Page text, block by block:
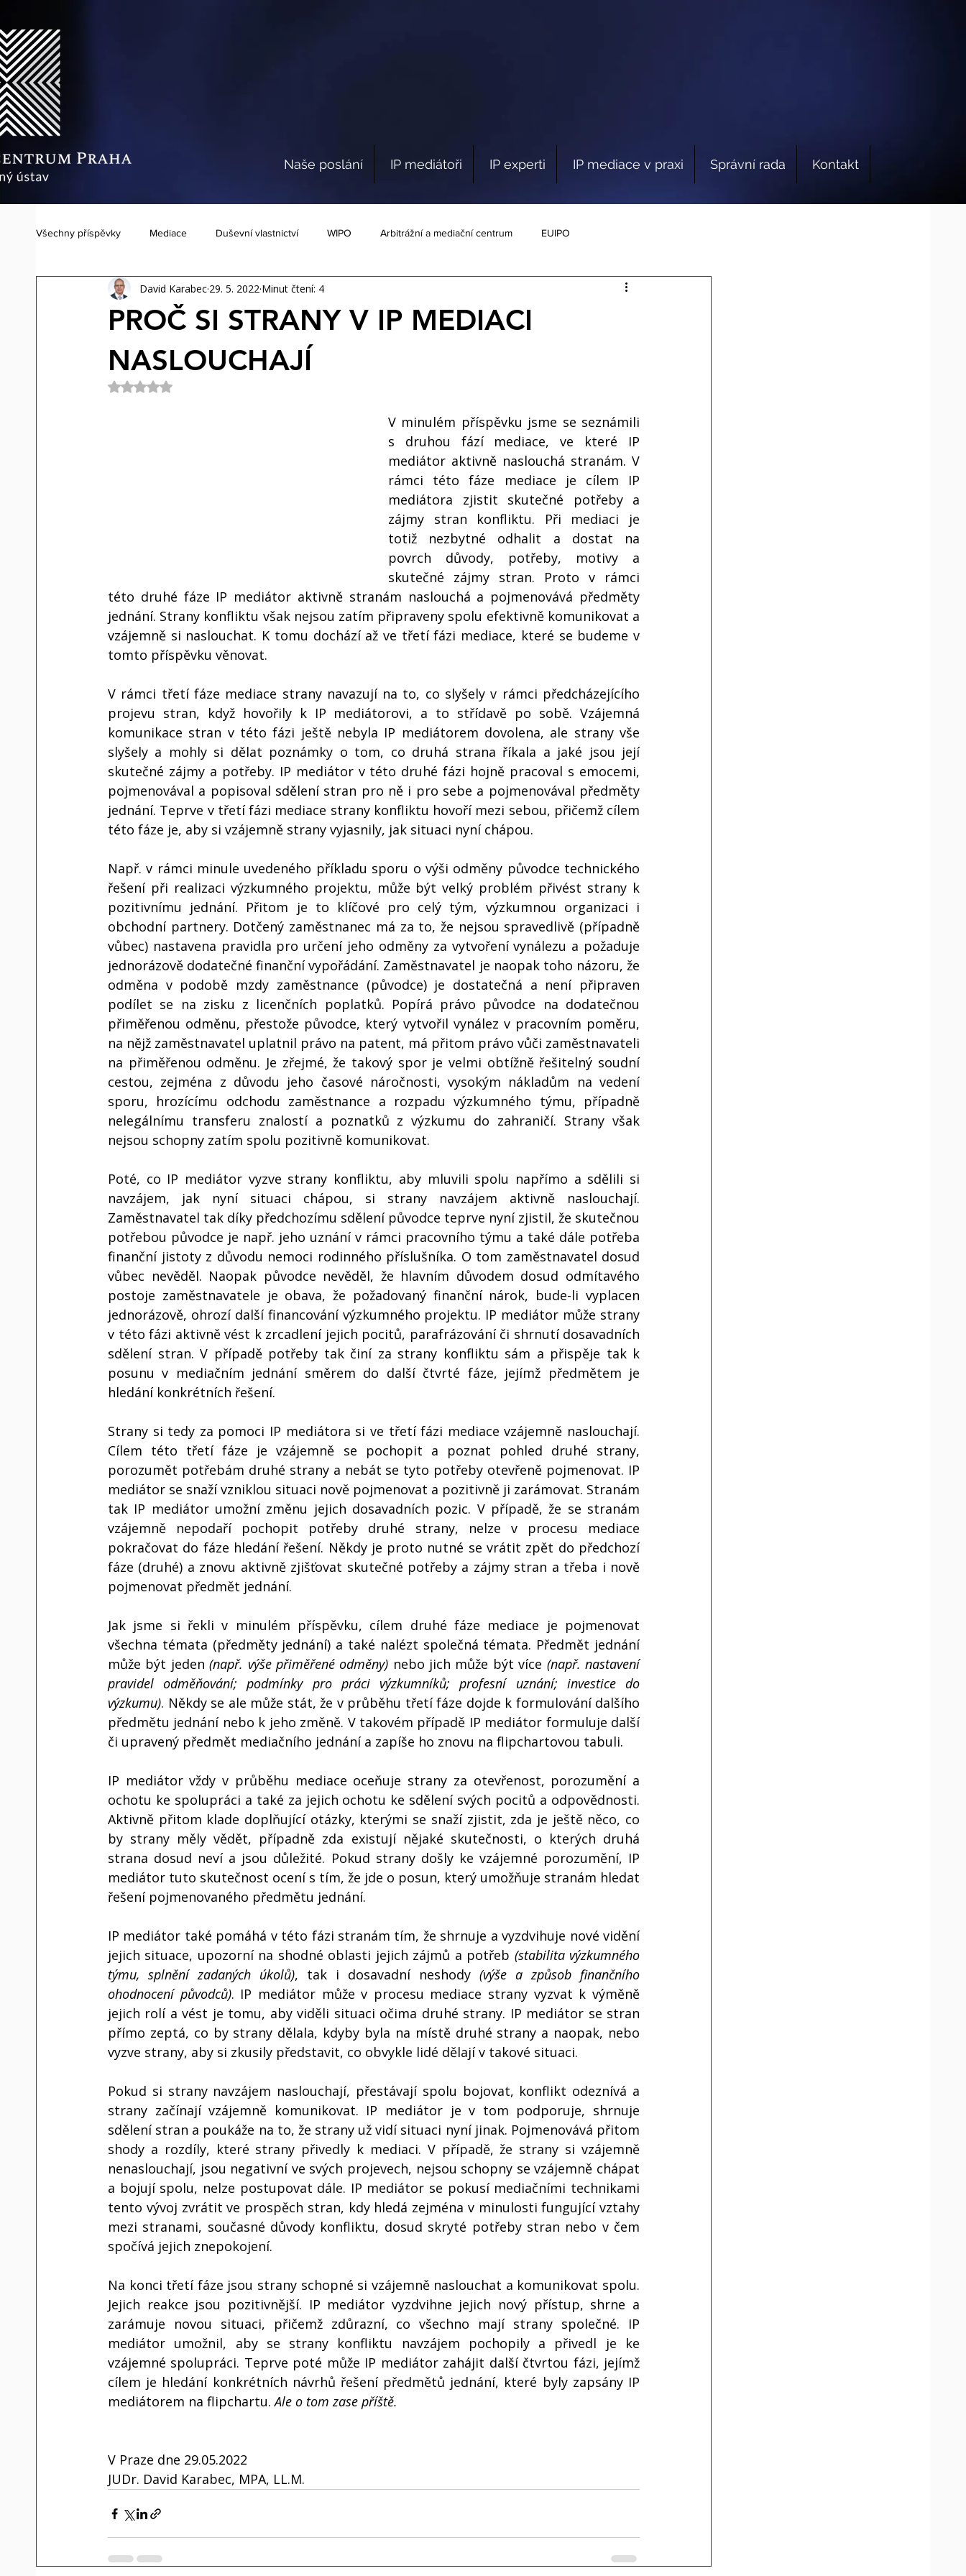
Naše poslání IP mediátoři IP experti IP mediace v praxi Správní rada Kontakt
Všechny příspěvky Mediace Duševní vlastnictví WIPO Arbitrážní a mediační centrum EUIPO
Mezinárodní síť (MCSN) IP mediační centrum Praha
PROČ SI STRANY V IP MEDIACI
NASLOUCHAJÍ
David Karabec 29. 5. 2022 Minut čtení: 4
Hodnoceno NaN z 5 hvězdiček.
V minulém příspěvku jsme se seznámili
s druhou fází mediace, ve které IP
mediátor aktivně naslouchá stranám. V
rámci této fáze mediace je cílem IP
mediátora zjistit skutečné potřeby a
zájmy stran konfliktu. Při mediaci je
totiž nezbytné odhalit a dostat na
povrch důvody, potřeby, motivy a
skutečné zájmy stran. Proto v rámci
této druhé fáze IP mediátor aktivně stranám naslouchá a pojmenovává předměty
jednání. Strany konfliktu však nejsou zatím připraveny spolu efektivně komunikovat a
vzájemně si naslouchat. K tomu dochází až ve třetí fázi mediace, které se budeme v
tomto příspěvku věnovat.
V rámci třetí fáze mediace strany navazují na to, co slyšely v rámci předcházejícího
projevu stran, když hovořily k IP mediátorovi, a to střídavě po sobě. Vzájemná
komunikace stran v této fázi ještě nebyla IP mediátorem dovolena, ale strany vše
slyšely a mohly si dělat poznámky o tom, co druhá strana říkala a jaké jsou její
skutečné zájmy a potřeby. IP mediátor v této druhé fázi hojně pracoval s emocemi,
pojmenovával a popisoval sdělení stran pro ně i pro sebe a pojmenovával předměty
jednání. Teprve v třetí fázi mediace strany konfliktu hovoří mezi sebou, přičemž cílem
této fáze je, aby si vzájemně strany vyjasnily, jak situaci nyní chápou.
Např. v rámci minule uvedeného příkladu sporu o výši odměny původce technického
řešení při realizaci výzkumného projektu, může být velký problém přivést strany k
pozitivnímu jednání. Přitom je to klíčové pro celý tým, výzkumnou organizaci i
obchodní partnery. Dotčený zaměstnanec má za to, že nejsou spravedlivě (případně
vůbec) nastavena pravidla pro určení jeho odměny za vytvoření vynálezu a požaduje
jednorázově dodatečné finanční vypořádání. Zaměstnavatel je naopak toho názoru, že
odměna v podobě mzdy zaměstnance (původce) je dostatečná a není připraven
podílet se na zisku z licenčních poplatků. Popírá právo původce na dodatečnou
přiměřenou odměnu, přestože původce, který vytvořil vynález v pracovním poměru,
na nějž zaměstnavatel uplatnil právo na patent, má přitom právo vůči zaměstnavateli
na přiměřenou odměnu. Je zřejmé, že takový spor je velmi obtížně řešitelný soudní
cestou, zejména z důvodu jeho časové náročnosti, vysokým nákladům na vedení
sporu, hrozícímu odchodu zaměstnance a rozpadu výzkumného týmu, případně
nelegálnímu transferu znalostí a poznatků z výzkumu do zahraničí. Strany však
nejsou schopny zatím spolu pozitivně komunikovat.
Poté, co IP mediátor vyzve strany konfliktu, aby mluvili spolu napřímo a sdělili si
navzájem, jak nyní situaci chápou, si strany navzájem aktivně naslouchají.
Zaměstnavatel tak díky předchozímu sdělení původce teprve nyní zjistil, že skutečnou
potřebou původce je např. jeho uznání v rámci pracovního týmu a také dále potřeba
finanční jistoty z důvodu nemoci rodinného příslušníka. O tom zaměstnavatel dosud
vůbec nevěděl. Naopak původce nevěděl, že hlavním důvodem dosud odmítavého
postoje zaměstnavatele je obava, že požadovaný finanční nárok, bude-li vyplacen
jednorázově, ohrozí další financování výzkumného projektu. IP mediátor může strany
v této fázi aktivně vést k zrcadlení jejich pocitů, parafrázování či shrnutí dosavadních
sdělení stran. V případě potřeby tak činí za strany konfliktu sám a přispěje tak k
posunu v mediačním jednání směrem do další čtvrté fáze, jejímž předmětem je
hledání konkrétních řešení.
Strany si tedy za pomoci IP mediátora si ve třetí fázi mediace vzájemně naslouchají.
Cílem této třetí fáze je vzájemně se pochopit a poznat pohled druhé strany,
porozumět potřebám druhé strany a nebát se tyto potřeby otevřeně pojmenovat. IP
mediátor se snaží vzniklou situaci nově pojmenovat a pozitivně ji zarámovat. Stranám
tak IP mediátor umožní změnu jejich dosavadních pozic. V případě, že se stranám
vzájemně nepodaří pochopit potřeby druhé strany, nelze v procesu mediace
pokračovat do fáze hledání řešení. Někdy je proto nutné se vrátit zpět do předchozí
fáze (druhé) a znovu aktivně zjišťovat skutečné potřeby a zájmy stran a třeba i nově
pojmenovat předmět jednání.
Jak jsme si řekli v minulém příspěvku, cílem druhé fáze mediace je pojmenovat
všechna témata (předměty jednání) a také nalézt společná témata. Předmět jednání
může být jeden (např. výše přiměřené odměny) nebo jich může být více (např. nastavení
pravidel odměňování; podmínky pro práci výzkumníků; profesní uznání; investice do
výzkumu). Někdy se ale může stát, že v průběhu třetí fáze dojde k formulování dalšího
předmětu jednání nebo k jeho změně. V takovém případě IP mediátor formuluje další
či upravený předmět mediačního jednání a zapíše ho znovu na flipchartovou tabuli.
IP mediátor vždy v průběhu mediace oceňuje strany za otevřenost, porozumění a
ochotu ke spolupráci a také za jejich ochotu ke sdělení svých pocitů a odpovědnosti.
Aktivně přitom klade doplňující otázky, kterými se snaží zjistit, zda je ještě něco, co
by strany měly vědět, případně zda existují nějaké skutečnosti, o kterých druhá
strana dosud neví a jsou důležité. Pokud strany došly ke vzájemné porozumění, IP
mediátor tuto skutečnost ocení s tím, že jde o posun, který umožňuje stranám hledat
řešení pojmenovaného předmětu jednání.
IP mediátor také pomáhá v této fázi stranám tím, že shrnuje a vyzdvihuje nové vidění
jejich situace, upozorní na shodné oblasti jejich zájmů a potřeb (stabilita výzkumného
týmu, splnění zadaných úkolů), tak i dosavadní neshody (výše a způsob finančního
ohodnocení původců). IP mediátor může v procesu mediace strany vyzvat k výměně
jejich rolí a vést je tomu, aby viděli situaci očima druhé strany. IP mediátor se stran
přímo zeptá, co by strany dělala, kdyby byla na místě druhé strany a naopak, nebo
vyzve strany, aby si zkusily představit, co obvykle lidé dělají v takové situaci.
Pokud si strany navzájem naslouchají, přestávají spolu bojovat, konflikt odeznívá a
strany začínají vzájemně komunikovat. IP mediátor je v tom podporuje, shrnuje
sdělení stran a poukáže na to, že strany už vidí situaci nyní jinak. Pojmenovává přitom
shody a rozdíly, které strany přivedly k mediaci. V případě, že strany si vzájemně
nenaslouchají, jsou negativní ve svých projevech, nejsou schopny se vzájemně chápat
a bojují spolu, nelze postupovat dále. IP mediátor se pokusí mediačními technikami
tento vývoj zvrátit ve prospěch stran, kdy hledá zejména v minulosti fungující vztahy
mezi stranami, současné důvody konfliktu, dosud skryté potřeby stran nebo v čem
spočívá jejich znepokojení.
Na konci třetí fáze jsou strany schopné si vzájemně naslouchat a komunikovat spolu.
Jejich reakce jsou pozitivnější. IP mediátor vyzdvihne jejich nový přístup, shrne a
zarámuje novou situaci, přičemž zdůrazní, co všechno mají strany společné. IP
mediátor umožnil, aby se strany konfliktu navzájem pochopily a přivedl je ke
vzájemné spolupráci. Teprve poté může IP mediátor zahájit další čtvrtou fázi, jejímž
cílem je hledání konkrétních návrhů řešení předmětů jednání, které byly zapsány IP
mediátorem na flipchartu. Ale o tom zase příště.
V Praze dne 29.05.2022
JUDr. David Karabec, MPA, LL.M.